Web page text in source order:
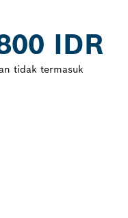
IDR
tidak termasuk